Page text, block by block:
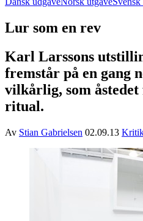
Lur som en rev
Karl Larssons
fremstår på en gang
vilkårlig, som
ritual.
Av Stian Gabrielsen 02.09.13